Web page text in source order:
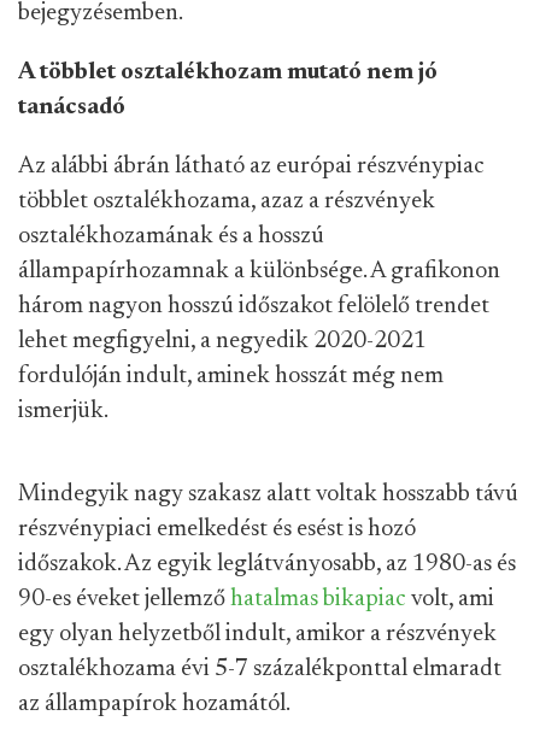
bejegyzésemben.
A többlet osztalékhozam mutató nem jó
tanácsadó
Az alábbi ábrán látható az európai részvénypiac
többlet osztalékhozama, azaz a részvények
osztalékhozamának és a hosszú
állampapírhozamnak a különbsége. A grafikonon
három nagyon hosszú időszakot felölelő trendet
lehet megfigyelni, a negyedik 2020-2021
fordulóján indult, aminek hosszát még nem
ismerjük.
Mindegyik nagy szakasz alatt voltak hosszabb távú
részvénypiaci emelkedést és esést is hozó
időszakok. Az egyik leglátványosabb, az 1980-as és
90-es éveket jellemző hatalmas bikapiac volt, ami
egy olyan helyzetből indult, amikor a részvények
osztalékhozama évi 5-7 százalékponttal elmaradt
az állampapírok hozamától.